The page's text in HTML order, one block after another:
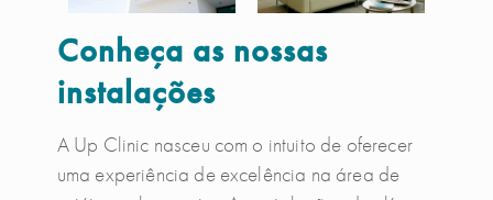
Conheça as nossas
instalações
A Up Clinic nasceu com o intuito de oferecer
uma experiência de excelência na área de